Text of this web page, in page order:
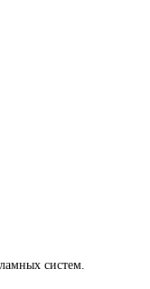
систем.